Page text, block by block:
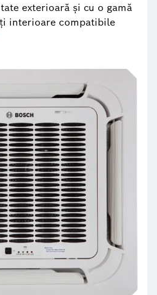
exterioară şi cu o gamă
interioare compatibile